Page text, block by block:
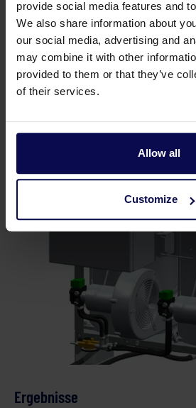
provide social media features and
We also share information about
our social media, advertising and
may combine it with other
provided to them or that they’ve
of their services.
Allow all
Customize
Heizung auf 95 °C erwärmt und in
Während des Streuvorgangs wird
das Streugut gesprüht und
Mischung auf der Fahrbahn verteilt.
Temperatur dringt diese teilweise
Brenneraggregate von
Ergebnisse